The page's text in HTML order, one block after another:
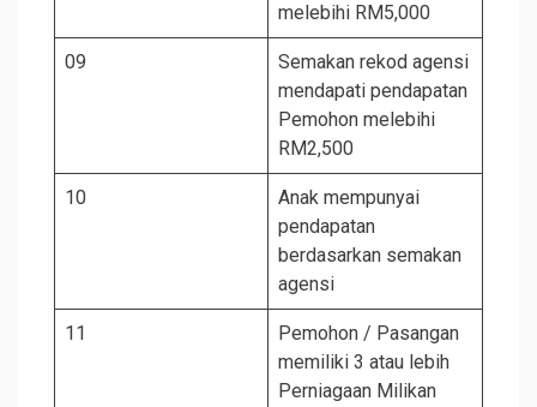
melebihi RM5,000
09
Semakan rekod agensi
mendapati pendapatan
Pemohon melebihi
RM2,500
10
Anak mempunyai
pendapatan
berdasarkan semakan
agensi
11
Pemohon / Pasangan
memiliki 3 atau lebih
Perniagaan Milikan